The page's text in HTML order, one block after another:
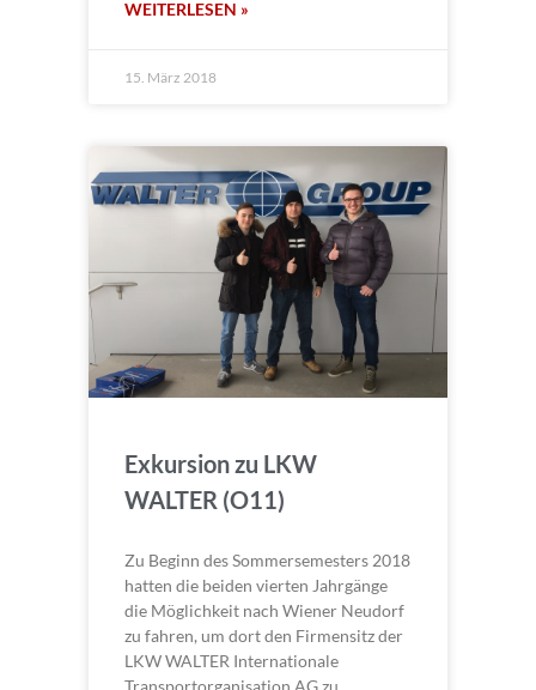
WEITERLESEN »
15. März 2018
Exkursion zu LKW
WALTER (O11)
Zu Beginn des Sommersemesters 2018
hatten die beiden vierten Jahrgänge
die Möglichkeit nach Wiener Neudorf
zu fahren, um dort den Firmensitz der
LKW WALTER Internationale
Transportorganisation AG zu